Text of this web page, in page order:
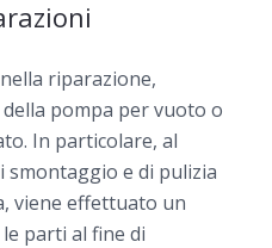
riparazione,
pompa per vuoto o
In particolare, al
e di pulizia
viene effettuato un
parti al fine di